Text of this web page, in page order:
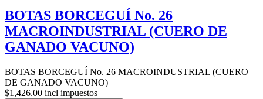
BOTAS BORCEGUÍ No. 26
MACROINDUSTRIAL (CUERO DE
GANADO VACUNO)
BOTAS BORCEGUÍ No. 26 MACROINDUSTRIAL (CUERO
DE GANADO VACUNO)
$1,426.00 incl impuestos